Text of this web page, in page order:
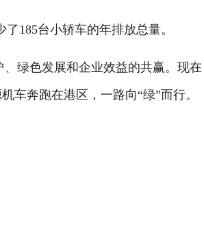
185台小轿车的年排放总量。
绿色发展和企业效益的共赢。现在
车奔跑在港区，一路向“绿”而行。